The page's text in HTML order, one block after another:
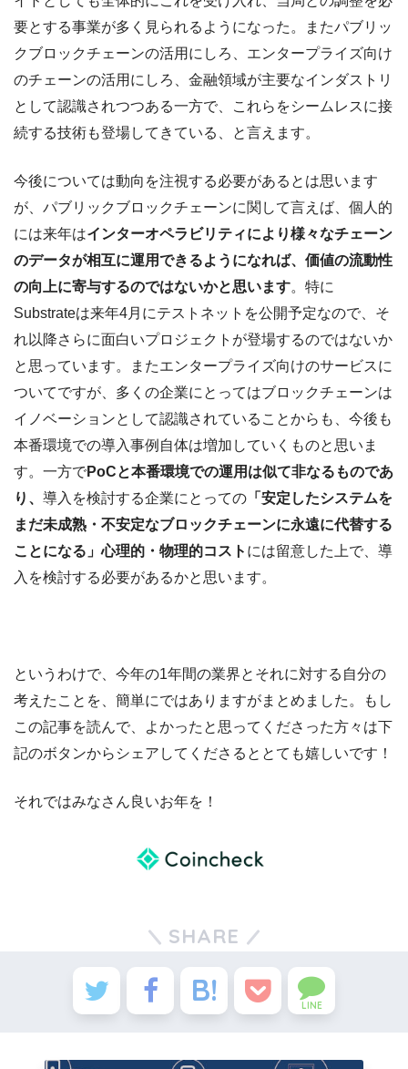
要とする事業が多く見られるようになった。またパブリッ
クブロックチェーンの活用にしろ、エンタープライズ向け
のチェーンの活用にしろ、金融領域が主要なインダストリ
として認識されつつある一方で、これらをシームレスに接
続する技術も登場してきている、と言えます。
今後については動向を注視する必要があるとは思います
が、パブリックブロックチェーンに関して言えば、個人的
には来年はインターオペラビリティにより様々なチェーン
のデータが相互に運用できるようになれば、価値の流動性
の向上に寄与するのではないかと思います。特に
Substrateは来年4月にテストネットを公開予定なので、そ
れ以降さらに面白いプロジェクトが登場するのではないか
と思っています。またエンタープライズ向けのサービスに
ついてですが、多くの企業にとってはブロックチェーンは
イノベーションとして認識されていることからも、今後も
本番環境での導入事例自体は増加していくものと思いま
す。一方でPoCと本番環境での運用は似て非なるものであ
り、 導入を検討する企業にとっての 「安定したシステムを
まだ未成熟・不安定なブロックチェーンに永遠に代替する
ことになる」心理的・物理的コスト には留意した上で、導
入を検討する必要があるかと思います。
というわけで、今年の1年間の業界とそれに対する自分の
考えたことを、簡単にではありますがまとめました。もし
この記事を読んで、よかったと思ってくださった方々は下
記のボタンからシェアしてくださるととても嬉しいです！
それではみなさん良いお年を！
SHARE
LINE